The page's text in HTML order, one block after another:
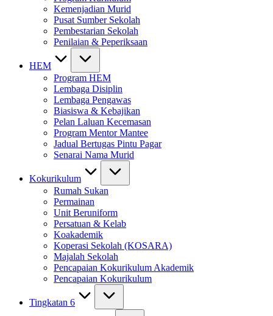
Kemenjadian Murid
Pusat Sumber Sekolah
Pembestarian Sekolah
Penilaian & Peperiksaan
HEM
Program HEM
Lembaga Disiplin
Lembaga Pengawas
Biasiswa & Kebajikan
Pelan Laluan Kecemasan
Program Mentor Mantee
Jadual Bertugas Pintu Pagar
Senarai Nama Murid
Kokurikulum
Rumah Sukan
Permainan
Unit Beruniform
Persatuan & Kelab
Koakademik
Koperasi Sekolah (KOSARA)
Majalah Sekolah
Pencapaian Kokurikulum Akademik
Pencapaian Kokurikulum
Tingkatan 6